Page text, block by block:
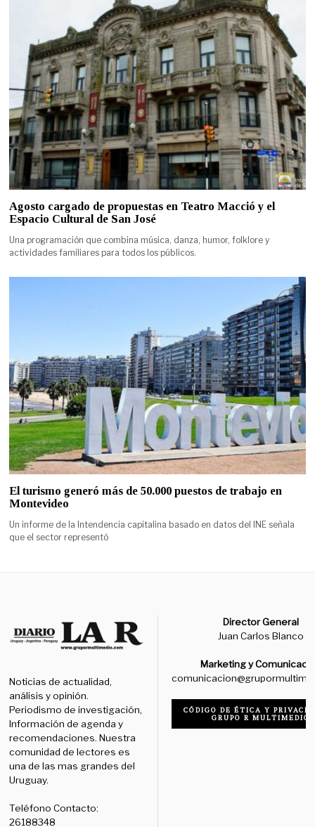
Agosto cargado de propuestas en Teatro Macció y el
Espacio Cultural de San José
Una programación que combina música, danza, humor, folklore y
actividades familiares para todos los públicos.
El turismo generó más de 50.000 puestos de trabajo en
Montevideo
Un informe de la Intendencia capitalina basado en datos del INE señala
que el sector representó
Noticias de actualidad,
análisis y opinión.
Periodismo de investigación,
Información de agenda y
recomendaciones. Nuestra
comunidad de lectores es
una de las mas grandes del
Uruguay.
Teléfono Contacto:
26188348
Director General
Juan Carlos Blanco
Marketing y
CÓDIGO DE ÉTICA Y
GRUPO R MULTIMEDIO